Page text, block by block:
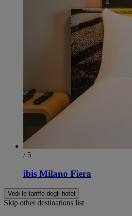
/ 5
ibis Milano Fiera
Vedi le tariffe degli hotel
Skip other destinations list